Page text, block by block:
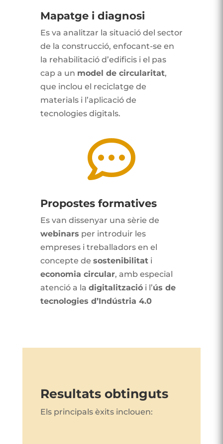
Mapatge i diagnosi
Es va analitzar la situació del sector
de la construcció, enfocant-se en
la rehabilitació d’edificis i el pas
cap a un model de circularitat,
que inclou el reciclatge de
materials i l’aplicació de
tecnologies digitals.

Propostes formatives
Es van dissenyar una sèrie de
webinars per introduir les
empreses i treballadors en el
concepte de sostenibilitati
economia circular, amb especial
atenció a la digitalitzaciói l’ús de
tecnologies d’Indústria 4.0
Resultats obtinguts
Els principals èxits inclouen: